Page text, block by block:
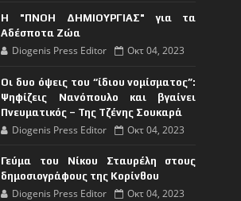
Η "ΠΝΟΗ ΔΗΜΙΟΥΡΓΙΑΣ" για τα
Αδέσποτα Ζώα
Diogenis Press Editor Οκτ 04, 2023
Οι δυο όψεις του “ίδιου νομίσματος”:
Ψηφίζεις Νανόπουλο και βγαίνει
Πνευματικός – Της Τζένης Σουκαρά
Diogenis Press Editor Οκτ 04, 2023
Γεύμα του Νίκου Σταυρέλη στους
δημοσιογράφους της Κορίνθου
Diogenis Press Editor Οκτ 04, 2023